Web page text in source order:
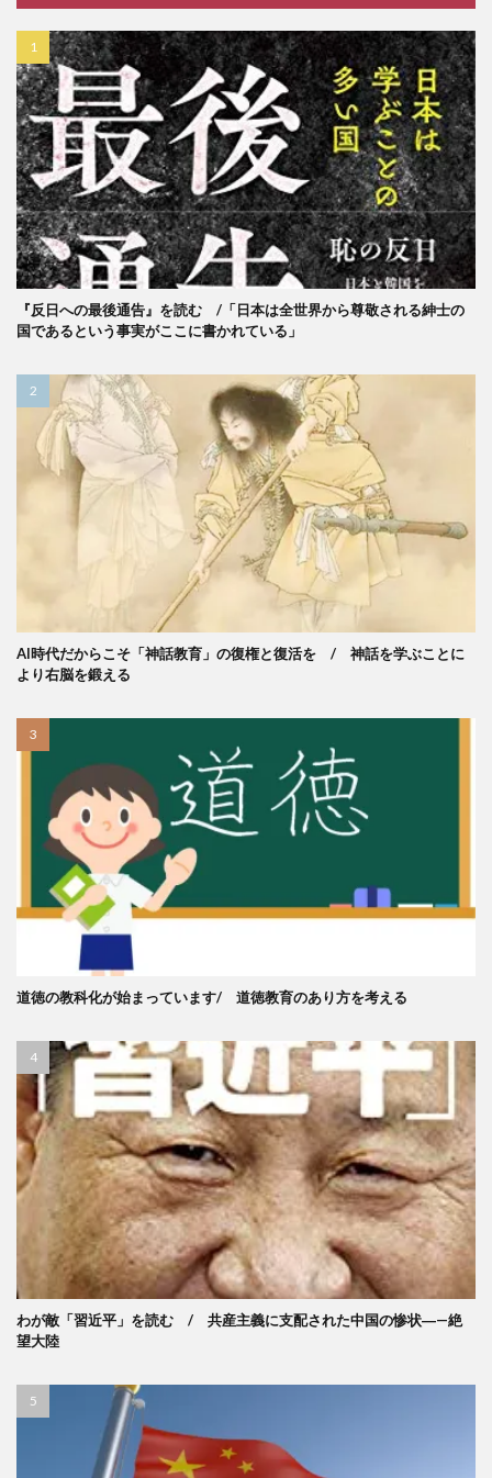
『反日への最後通告』を読む /「日本は全世界から尊敬される紳士の
国であるという事実がここに書かれている」
AI時代だからこそ「神話教育」の復権と復活を / 神話を学ぶことに
より右脳を鍛える
道徳の教科化が始まっています/ 道徳教育のあり方を考える
わが敵「習近平」を読む / 共産主義に支配された中国の惨状―—絶
望大陸